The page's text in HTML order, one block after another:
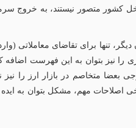
کشور متصور نیستند، به خروج
تنها برای تقاضای معاملاتی
نیز بتوان به این فهرست اضافه
متخاصم در بازار ارز را نیز
اصلاحات مهم، مشکل بتوان به ایده